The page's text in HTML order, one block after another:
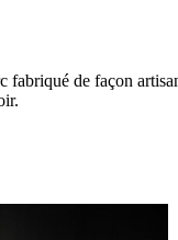
fabriqué de façon